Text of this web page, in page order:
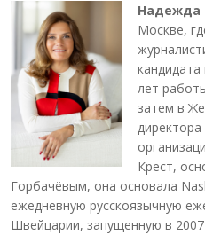
Надежда
Москве,
лет
затем в
Крест,
Горбачёвым, она основала
ежедневную русскоязычную
Швейцарии, запущенную в 2007